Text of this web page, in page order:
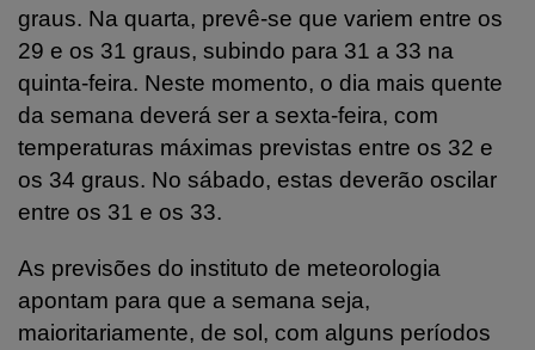
graus. Na quarta, prevê-se que variem entre os
29 e os 31 graus, subindo para 31 a 33 na
quinta-feira. Neste momento, o dia mais quente
da semana deverá ser a sexta-feira, com
temperaturas máximas previstas entre os 32 e
os 34 graus. No sábado, estas deverão oscilar
entre os 31 e os 33.
As previsões do instituto de meteorologia
apontam para que a semana seja,
maioritariamente, de sol, com alguns períodos